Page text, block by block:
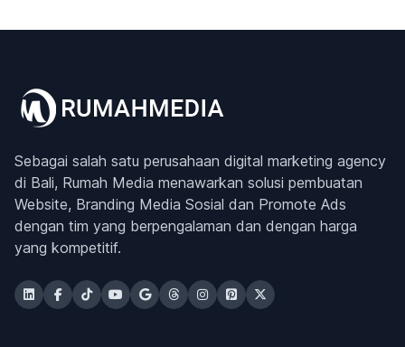
Sebagai salah satu perusahaan digital marketing agency
di Bali, Rumah Media menawarkan solusi pembuatan
Website, Branding Media Sosial dan Promote Ads
dengan tim yang berpengalaman dan dengan harga
yang kompetitif.